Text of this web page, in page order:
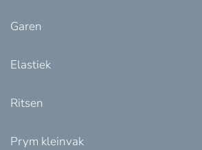
Garen
Elastiek
Ritsen
Prym kleinvak